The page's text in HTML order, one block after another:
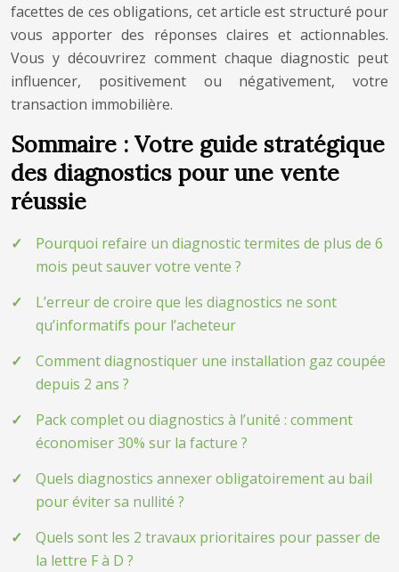
facettes de ces obligations, cet article est structuré pour
vous apporter des réponses claires et actionnables.
Vous y découvrirez comment chaque diagnostic peut
influencer, positivement ou négativement, votre
transaction immobilière.
Sommaire : Votre guide stratégique
des diagnostics pour une vente
réussie
Pourquoi refaire un diagnostic termites de plus de 6
mois peut sauver votre vente ?
L’erreur de croire que les diagnostics ne sont
qu’informatifs pour l’acheteur
Comment diagnostiquer une installation gaz coupée
depuis 2 ans ?
Pack complet ou diagnostics à l’unité : comment
économiser 30% sur la facture ?
Quels diagnostics annexer obligatoirement au bail
pour éviter sa nullité ?
Quels sont les 2 travaux prioritaires pour passer de
la lettre F à D ?